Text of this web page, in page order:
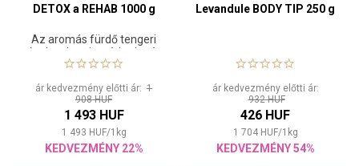
DETOX a REHAB 1000 g
Az aromás fürdő tengeri
sóval serkenti a vérkeringést
és a bőr méregtelenítését.
ár kedvezmény előtti ár: 1
908 HUF
1 493 HUF
1 493 HUF/1 kg
KEDVEZMÉNY 22%
Levandule BODY TIP 250 g
ár kedvezmény előtti ár:
932 HUF
426 HUF
1 704 HUF/1 kg
KEDVEZMÉNY 54%